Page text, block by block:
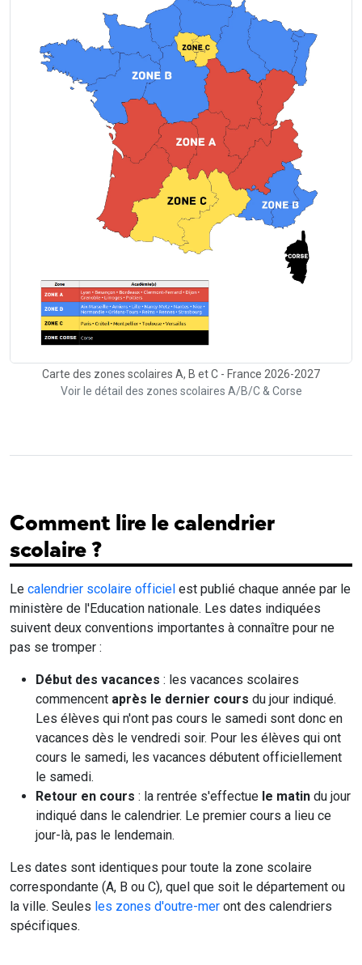
Carte des zones scolaires A, B et C - France 2026-2027
Voir le détail des zones scolaires A/B/C & Corse
Comment lire le calendrier
scolaire ?
Le calendrier scolaire officiel est publié chaque année par le
ministère de l'Education nationale. Les dates indiquées
suivent deux conventions importantes à connaître pour ne
pas se tromper :
Début des vacances : les vacances scolaires
commencent après le dernier cours du jour indiqué.
Les élèves qui n'ont pas cours le samedi sont donc en
vacances dès le vendredi soir. Pour les élèves qui ont
cours le samedi, les vacances débutent officiellement
le samedi.
Retour en cours : la rentrée s'effectue le matin du jour
indiqué dans le calendrier. Le premier cours a lieu ce
jour-là, pas le lendemain.
Les dates sont identiques pour toute la zone scolaire
correspondante (A, B ou C), quel que soit le département ou
la ville. Seules les zones d'outre-mer ont des calendriers
spécifiques.